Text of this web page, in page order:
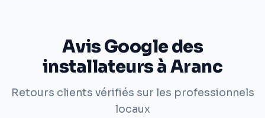
Avis Google des
installateurs à Aranc
Retours clients vérifiés sur les professionnels
locaux